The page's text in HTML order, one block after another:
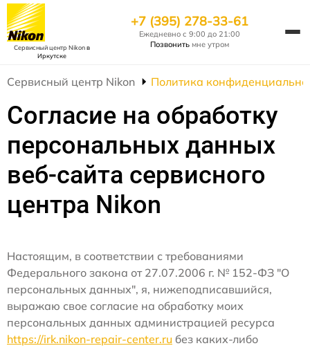
Сервисный центр Nikonв
Иркутске
+7 (395) 278-33-61
Ежедневно с 9:00 до 21:00
Позвонить мне утром
Сервисный центр Nikon Политика
Согласие на обработку
персональных данных
веб-сайта сервисного
центра Nikon
Настоящим, в соответствии с требованиями
Федерального закона от 27.07.2006 г. № 152-ФЗ "О
персональных данных", я, нижеподписавшийся,
выражаю свое согласие на обработку моих
персональных данных администрацией ресурса
https://irk.nikon-repair-center.ru без каких-либо